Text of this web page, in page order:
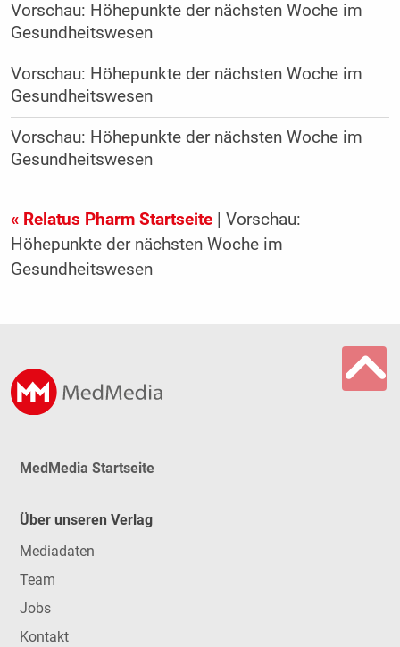
Vorschau: Höhepunkte der nächsten Woche im
Gesundheitswesen
Vorschau: Höhepunkte der nächsten Woche im
Gesundheitswesen
Vorschau: Höhepunkte der nächsten Woche im
Gesundheitswesen
« Relatus Pharm Startseite| Vorschau:
Höhepunkte der nächsten Woche im
Gesundheitswesen
MedMedia Startseite
Über unseren Verlag
Mediadaten
Team
Jobs
Kontakt